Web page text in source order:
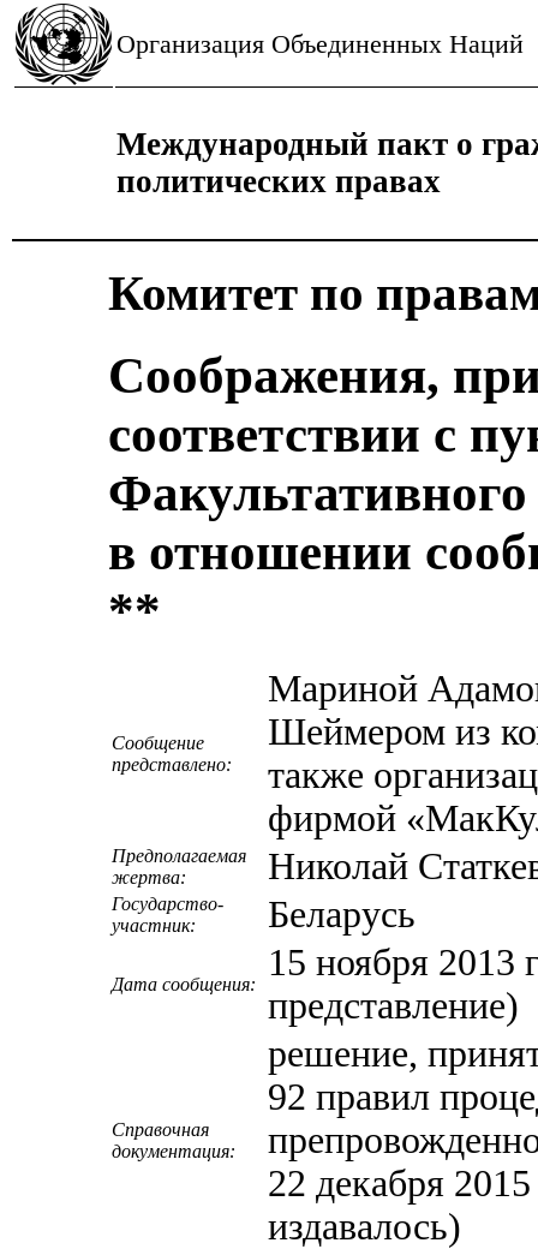
Организация Объединенных Наций
Международный пакт о
политических правах
Комитет по
Соображения,
соответствии с
в отношении
**
Сообщение
представлено:
Мариной
Шеймером из
также
фирмой
Предполагаемая
жертва:
Николай
Государство-
участник:
Беларусь
Дата сообщения:
15 ноября 2013
представление)
Справочная
документация:
решение,
92 правил
22 декабря
издавалось)